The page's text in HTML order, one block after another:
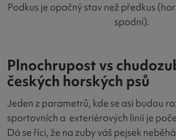
Podkus je opačný stav než předkus
spodní).
Plnochrupost vs
českých horských psů
Jeden z parametrů, kde se asi budou
sportovních a exteriérových linií je
Dá se říci, že na zuby váš pejsek